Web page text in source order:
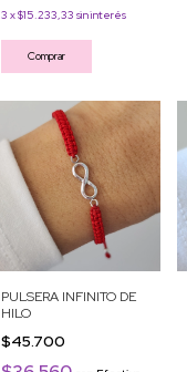
3 x$15.233,33 sin interés
Comprar
PULSERA INFINITO DE
HILO
$45.700